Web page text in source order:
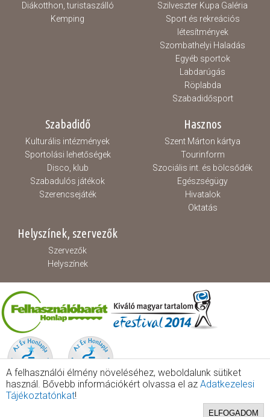
Diákotthon, turistaszálló
Kemping
Szilveszter Kupa Galéria
Sport és rekreációs
létesítmények
Szombathelyi Haladás
Egyéb sportok
Labdarúgás
Röplabda
Szabadidősport
Szabadidő
Kulturális intézmények
Sportolási lehetőségek
Disco, klub
Szabadulós játékok
Szerencsejáték
Hasznos
Szent Márton kártya
Tourinform
Szociális int. és bölcsődék
Egészségügy
Hivatalok
Oktatás
Helyszínek, szervezők
Szervezők
Helyszínek
A felhasználói élmény növeléséhez, weboldalunk sütiket
használ. Bővebb információkért olvassa el az Adatkezelesi
Tájékoztatónkat!
ELFOGADOM